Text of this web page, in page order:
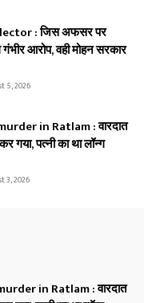
: जिस अफसर पर
आरोप, वही मोहन सरकार
5, 2026
in Ratlam : वारदात
गया, पत्नी का था लॉन्ग
3, 2026
in Ratlam : वारदात